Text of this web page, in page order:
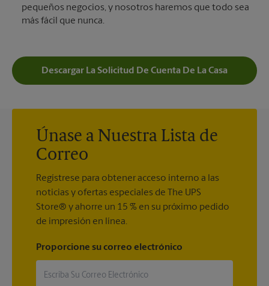
pequeños negocios, y nosotros haremos que todo sea
más fácil que nunca.
Descargar La Solicitud De Cuenta De La Casa
Únase a Nuestra Lista de
Correo
Regístrese para obtener acceso interno a las
noticias y ofertas especiales de The UPS
Store® y ahorre un 15 % en su próximo pedido
de impresión en línea.
Proporcione su correo electrónico